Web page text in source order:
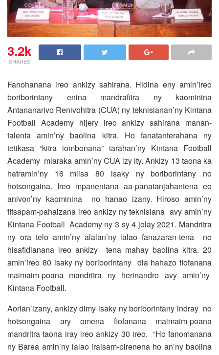
3.2k
SHARES
Fanohanana ireo ankizy sahirana. Hidina eny amin’ireo
boriborintany enina mandrafitra ny kaominina
Antananarivo Renivohitra (CUA) ny teknisianan’ny Kintana
Football Academy hijery ireo ankizy sahirana manan-
talenta amin’ny baolina kitra. Ho fanatanterahana ny
tetikasa “kitra iombonana” iarahan’ny Kintana Football
Academy miaraka amin’ny CUA izy ity. Ankizy 13 taona ka
hatramin’ny 16 miisa 80 isaky ny boriborintany no
hotsongaina. Ireo mpanentana aa-panatanjahantena eo
anivon’ny kaominina no hanao izany. Hiroso amin’ny
fitsapam-pahaizana ireo ankizy ny teknisiana avy amin’ny
Kintana Football Academy ny 3 sy 4 jolay 2021. Mandritra
ny ora telo amin’ny alalan’ny lalao fanazaran-tena no
hisafidianana ireo ankizy tena mahay baolina kitra. 20
amin’ireo 80 isaky ny boriborintany dia hahazo fiofanana
maimaim-poana mandritra ny herinandro avy amin’ny
Kintana Football.
Aorian’izany, ankizy dimy isaky ny boriborintany indray no
hotsongaina ary omena fiofanana maimaim-poana
mandritra taona iray ireo ankizy 30 ireo. “Ho fanomanana
ny Barea amin’ny lalao iraisam-pirenena ho an’ny baolina